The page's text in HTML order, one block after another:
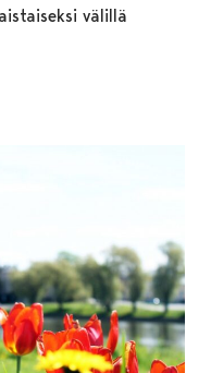
välillä